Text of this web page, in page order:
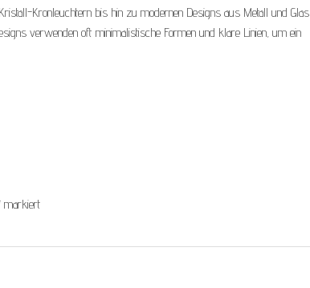
Kronleuchtern bis hin zu modernen Designs aus Metall und Glas
verwenden oft minimalistische Formen und klare Linien, um ein
markiert